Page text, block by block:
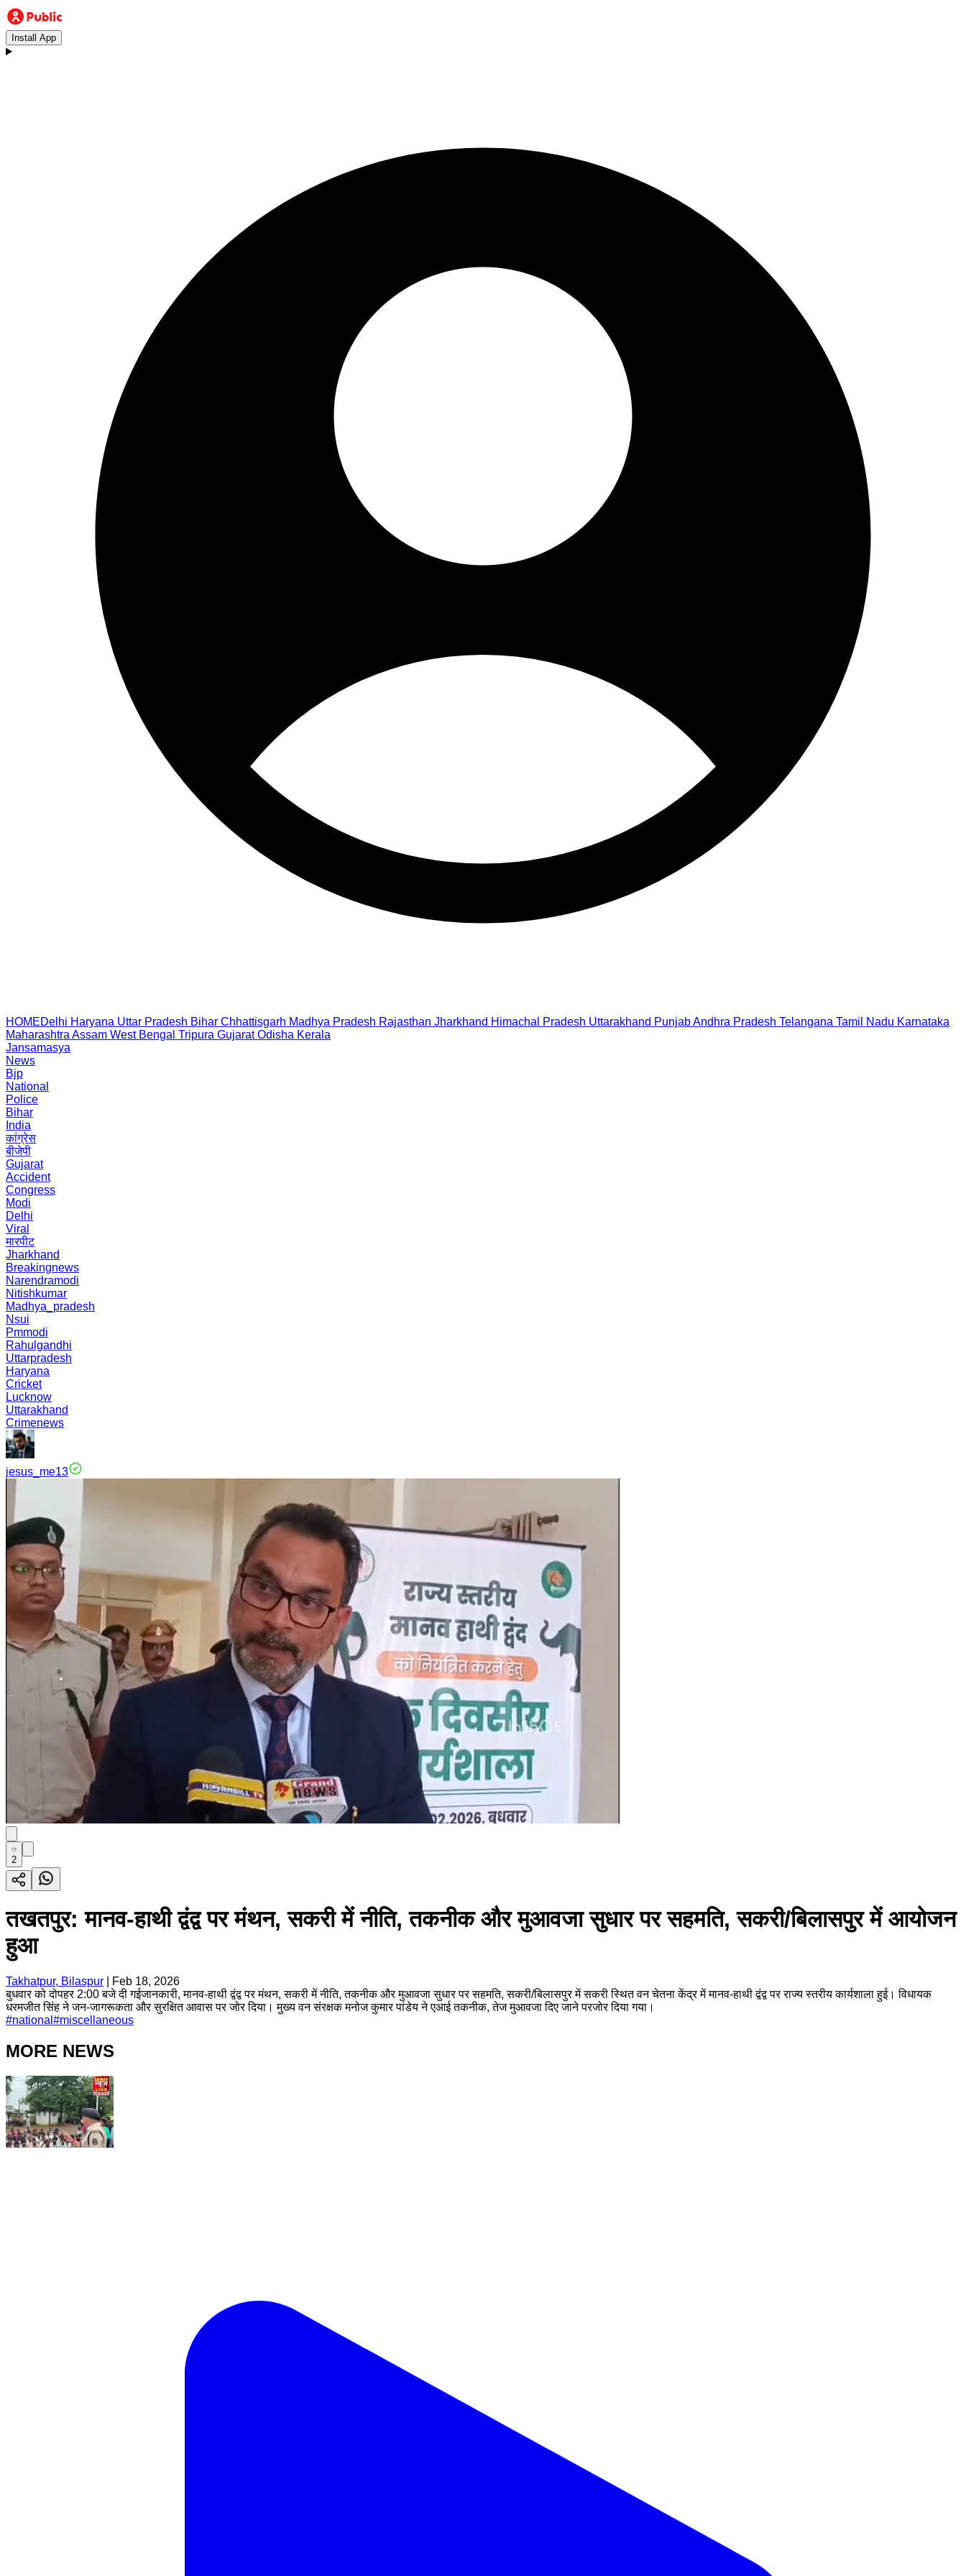
Install App
HOMEDelhi Haryana Uttar Pradesh Bihar Chhattisgarh Madhya Pradesh Rajasthan Jharkhand Himachal Pradesh Uttarakhand PunjabAndhra Pradesh Telangana Tamil Nadu Karnataka
Maharashtra Assam West Bengal Tripura Gujarat Odisha Kerala
Jansamasya
News
Bjp
National
Police
Bihar
India
कांग्रेस
बीजेपी
Gujarat
Accident
Congress
Modi
Delhi
Viral
मारपीट
Jharkhand
Breakingnews
Narendramodi
Nitishkumar
Madhya_pradesh
Nsui
Pmmodi
Rahulgandhi
Uttarpradesh
Haryana
Cricket
Lucknow
Uttarakhand
Crimenews
jesus_me13
2
तखतपुर: मानव-हाथी द्वंद्व पर मंथन, सकरी में नीति, तकनीक और मुआवजा सुधार पर सहमति, सकरी/बिलासपुर में आयोजन
हुआ
Takhatpur, Bilaspur
Feb 18, 2026
बुधवार को दोपहर 2:00 बजे दी गईजानकारी, मानव-हाथी द्वंद्व पर मंथन, सकरी में नीति, तकनीक और मुआवजा सुधार पर सहमति, सकरी/बिलासपुर में सकरी स्थित वन चेतना केंद्र में मानव-हाथी द्वंद्व पर राज्य स्तरीय कार्यशाला हुई। विधायक
धरमजीत सिंह ने जन-जागरूकता और सुरक्षित आवास पर जोर दिया। मुख्य वन संरक्षक मनोज कुमार पांडेय ने एआई तकनीक, तेज मुआवजा दिए जाने परजोर दिया गया।
#national #miscellaneous
MORE NEWS